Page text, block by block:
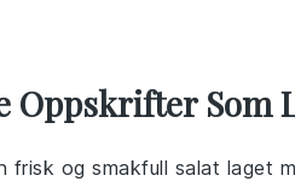
Oppskrifter Som
frisk og smakfull salat laget